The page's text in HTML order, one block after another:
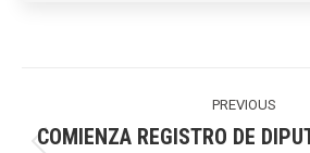
PREVIOUS
COMIENZA REGISTRO DE